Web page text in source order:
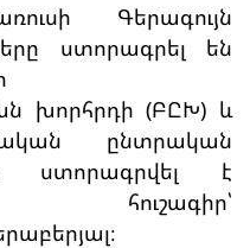
Գերագույն
ստորագրել են
խորհրդի (ԲԸԽ) և
ընտրական
ստորագրվել է
հուշագիր՝